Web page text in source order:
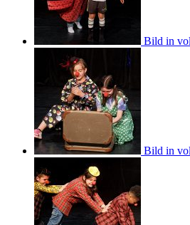
Bild in
Bild in